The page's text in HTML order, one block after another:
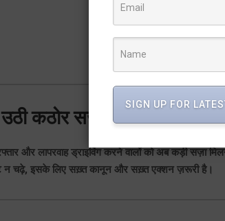
कठोर सज़ा की!
और लापरवाह ड्राइविंग करने वालों को अब कड़ी सज़ा
न चढ़े, इसके लिए सख़्त कानून और सख़्त एक्शन ज़रूरी है।
SIGN UP FOR